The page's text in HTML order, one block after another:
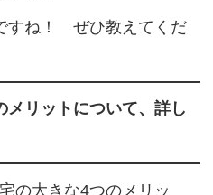
すね！ ぜひ教えてくだ
メリットについて、詳し
の大きな4つのメリッ